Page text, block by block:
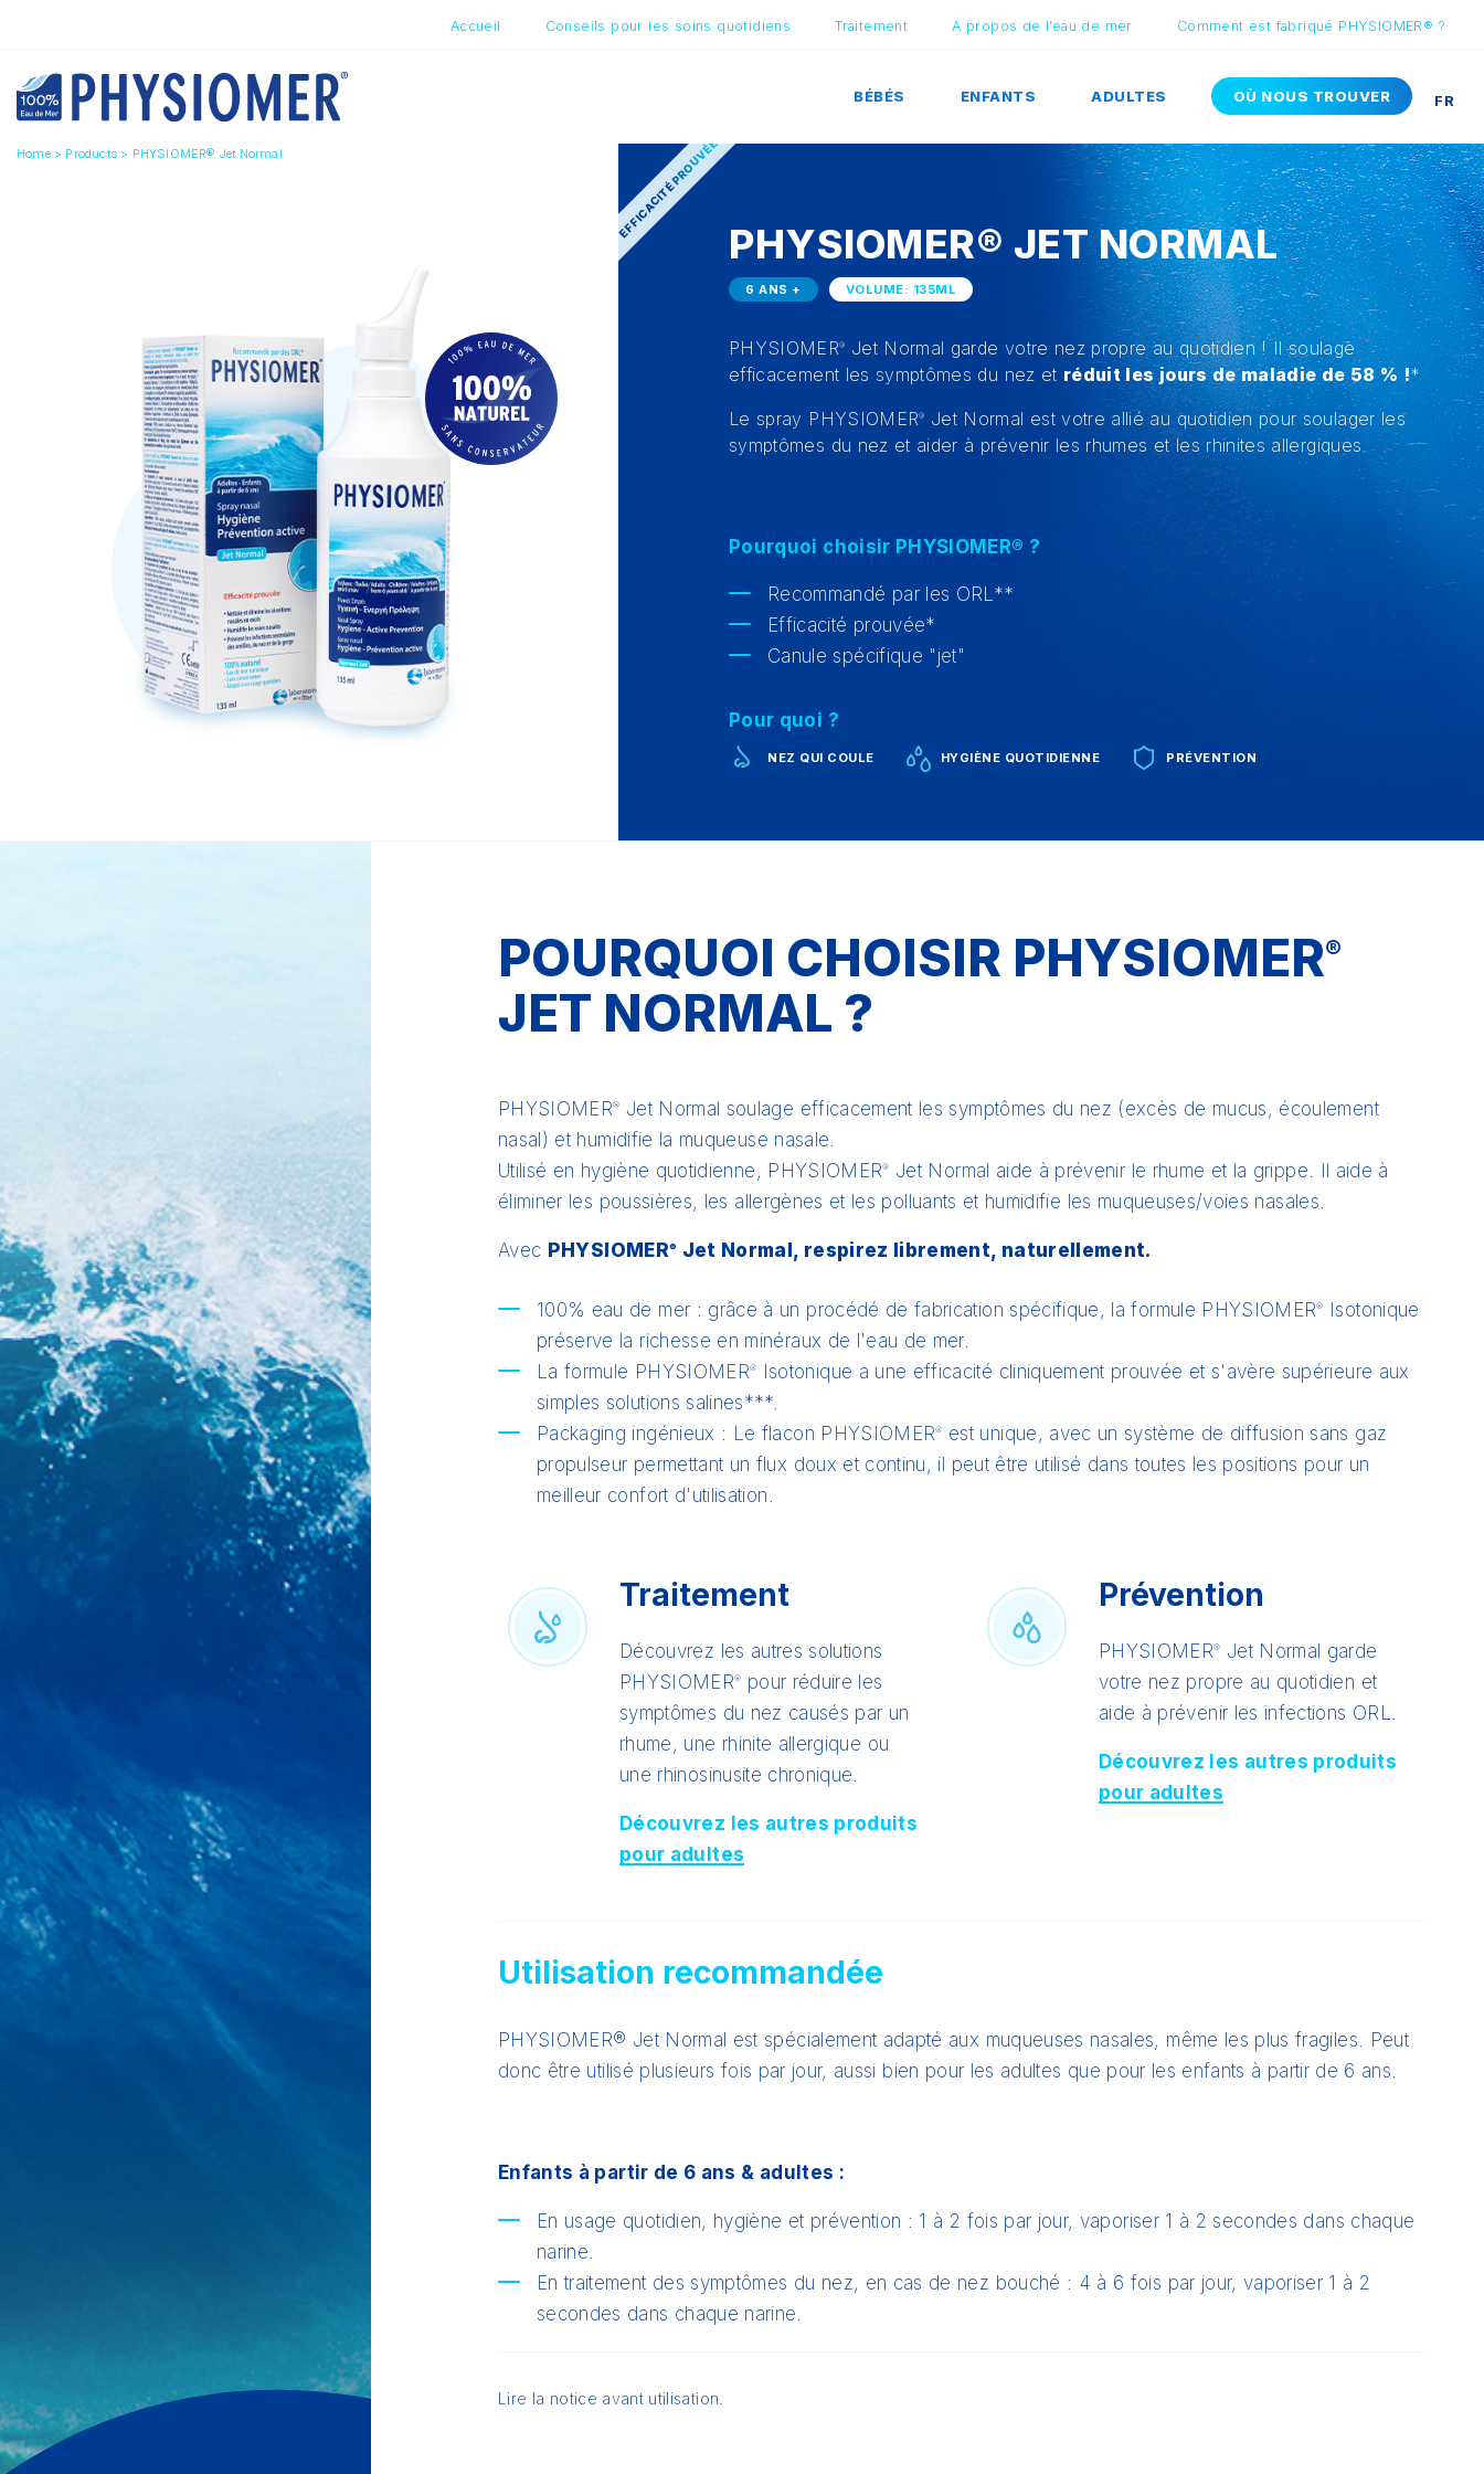
Accueil Conseils pour les soins quotidiens Traitement A propos de l’eau de mer Comment est fabriqué PHYSIOMER® ?
BÉBÉS ENFANTS ADULTES OÙ NOUS TROUVER FR
Home> Products > PHYSIOMER® Jet Normal EFFICACITÉ PROUVÉE
PHYSIOMER® JET NORMAL
6 ANS + VOLUME: 135ML
PHYSIOMER®
Jet Normal garde votre nez propre au quotidien ! Il soulage
efficacement les symptômes du nez et réduit les jours de maladie de 58 % !*
Le spray PHYSIOMER®
Jet Normal est votre allié au quotidien pour soulager les
symptômes du nez et aider à prévenir les rhumes et les rhinites allergiques.
Pourquoi choisir PHYSIOMER® ?
Recommandé par les ORL**
Efficacité prouvée*
Canule spécifique "jet"
Pour quoi ?
NEZ QUI COULE HYGIÈNE QUOTIDIENNE PRÉVENTION
POURQUOI CHOISIR PHYSIOMER®
JET NORMAL ?
PHYSIOMER®
Jet Normal soulage efficacement les symptômes du nez (excès de mucus, écoulement
nasal) et humidifie la muqueuse nasale.
Utilisé en hygiène quotidienne, PHYSIOMER®
Jet Normal aide à prévenir le rhume et la grippe. Il aide à
éliminer les poussières, les allergènes et les polluants et humidifie les muqueuses/voies nasales.
Avec PHYSIOMER® Jet Normal, respirez librement, naturellement.
100% eau de mer : grâce à un procédé de fabrication spécifique, la formule PHYSIOMER®
Isotonique
préserve la richesse en minéraux de l'eau de mer.
La formule PHYSIOMER®
Isotonique a une efficacité cliniquement prouvée et s'avère supérieure aux
simples solutions salines***.
Packaging ingénieux : Le flacon PHYSIOMER®
est unique, avec un système de diffusion sans gaz
propulseur permettant un flux doux et continu, il peut être utilisé dans toutes les positions pour un
meilleur confort d'utilisation.
Traitement
Découvrez les autres solutions
PHYSIOMER®
pour réduire les
symptômes du nez causés par un
rhume, une rhinite allergique ou
une rhinosinusite chronique.
Découvrez les autres produits
pour adultes
Prévention
PHYSIOMER®
Jet Normal garde
votre nez propre au quotidien et
aide à prévenir les infections ORL.
Découvrez les autres produits
pour adultes
Utilisation recommandée
PHYSIOMER® Jet Normal est spécialement adapté aux muqueuses nasales, même les plus fragiles. Peut
donc être utilisé plusieurs fois par jour, aussi bien pour les adultes que pour les enfants à partir de 6 ans.
Enfants à partir de 6 ans & adultes :
En usage quotidien, hygiène et prévention : 1 à 2 fois par jour, vaporiser 1 à 2 secondes dans chaque
narine.
En traitement des symptômes du nez, en cas de nez bouché : 4 à 6 fois par jour, vaporiser 1 à 2
secondes dans chaque narine.
Lire la notice avant utilisation.